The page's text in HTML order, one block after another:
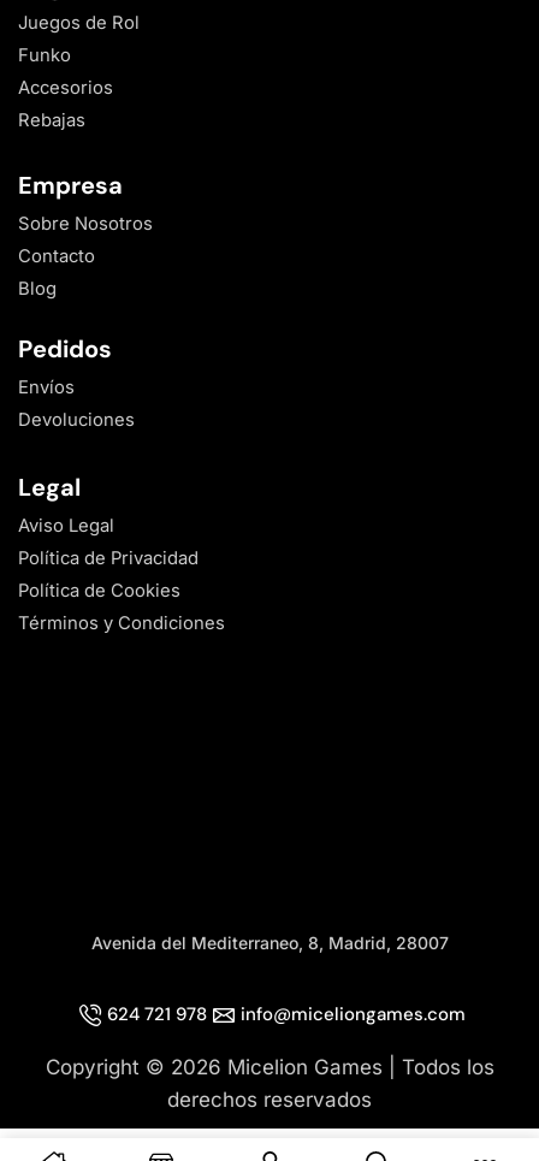
Juegos de Rol
Funko
Accesorios
Rebajas
Empresa
Sobre Nosotros
Contacto
Blog
Pedidos
Envíos
Devoluciones
Legal
Aviso Legal
Política de Privacidad
Política de Cookies
Términos y Condiciones
Avenida del Mediterraneo, 8, Madrid, 28007
Copyright © 2026 Micelion Games | Todos los
derechos reservados
624 721 978 info@miceliongames.com